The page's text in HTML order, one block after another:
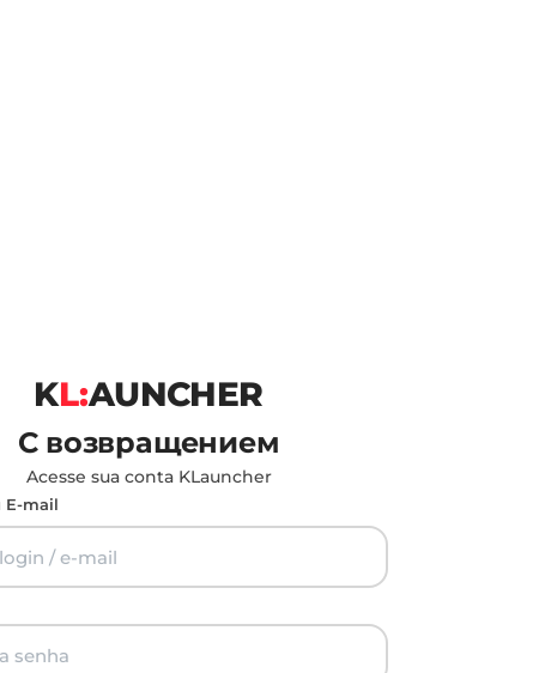
KL:AUNCHER
С возвращением
Acesse sua conta KLauncher
E-mail